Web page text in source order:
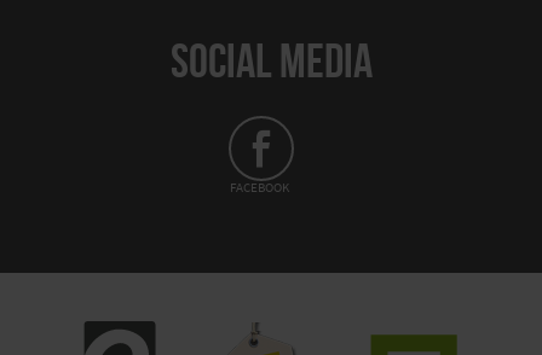
SOCIAL MEDIA
FACEBOOK